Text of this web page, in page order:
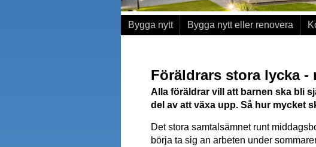
Bygga nytt Bygga nytt eller renovera
Föräldrars stora lycka
Alla föräldrar vill att barnen ska bli
del av att växa upp. Så hur mycket
Det stora samtalsämnet runt
börja ta sig an arbeten under